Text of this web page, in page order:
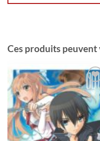
Ces produits peuvent
à la